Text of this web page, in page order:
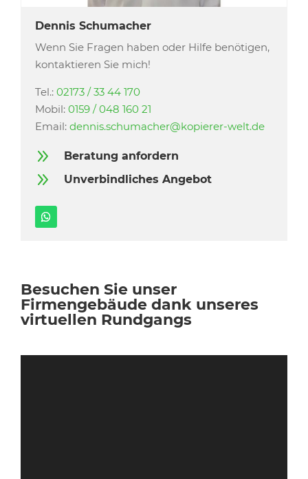
Dennis Schumacher
Wenn Sie Fragen haben oder Hilfe benötigen,
kontaktieren Sie mich!
Tel.: 02173 / 33 44 170
Mobil: 0159 / 048 160 21
Email: dennis.schumacher@kopierer-welt.de
9 Beratung anfordern
9 Unverbindliches Angebot
Besuchen Sie unser
Firmengebäude dank unseres
virtuellen Rundgangs